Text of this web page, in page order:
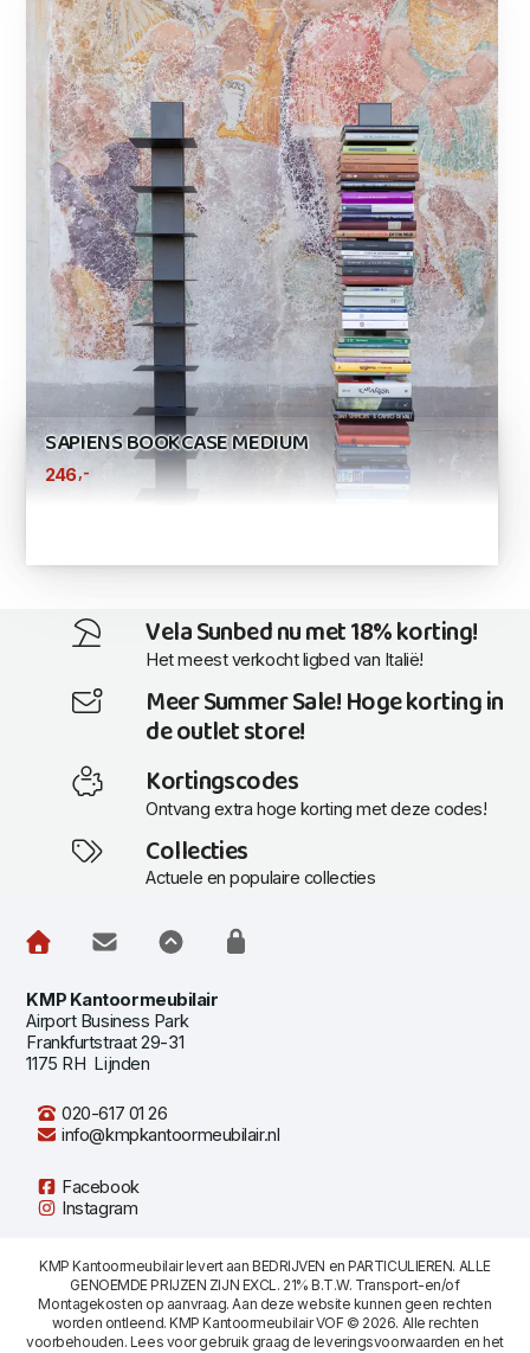
SAPIENS BOOKCASE MEDIUM
246,-
Vela Sunbed nu met 18% korting!
Het meest verkocht ligbed van Italië!
Meer Summer Sale! Hoge korting in
de outlet store!
Kortingscodes
Ontvang extra hoge korting met deze codes!
Collecties
Actuele en populaire collecties
KMP Kantoormeubilair
Airport Business Park
Frankfurtstraat 29-31
1175 RH Lijnden
020-617 01 26
info@kmpkantoormeubilair.nl
Facebook
Instagram
KMP Kantoormeubilair levert aan BEDRIJVEN en PARTICULIEREN. ALLE
GENOEMDE PRIJZEN ZIJN EXCL. 21% B.T.W. Transport-en/of
Montagekosten op aanvraag. Aan deze website kunnen geen rechten
worden ontleend. KMP Kantoormeubilair VOF © 2026. Alle rechten
voorbehouden. Lees voor gebruik graag de leveringsvoorwaarden en het